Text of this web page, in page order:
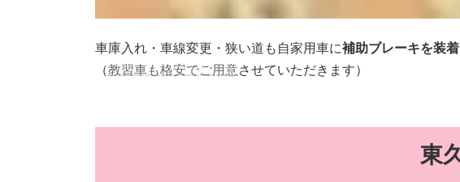
車庫入れ・車線変更・狭い道も自家用車に補助ブレーキを装
（教習車も格安でご用意させていただきます）
東